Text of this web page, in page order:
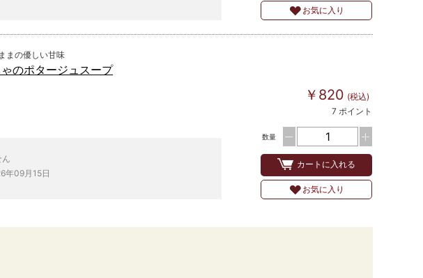
お気に入り
まの優しい甘味
のポタージュスープ
ん
年09月15日
￥820 (税込)
7 ポイント
数量
カートに入れる
お気に入り